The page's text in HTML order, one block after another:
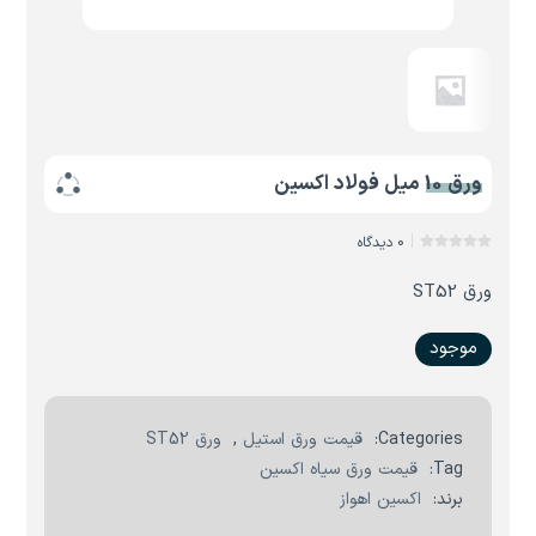
ورق 10 میل فولاد اکسین
0 دیدگاه
ورق ST52
موجود
Categories: قیمت ورق استیل , ورق ST52
Tag:
قیمت ورق سیاه اکسین
برند: اکسین اهواز